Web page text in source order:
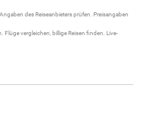
des Reiseanbieters prüfen. Preisangaben
Flüge vergleichen , billige Reisen finden. Live-